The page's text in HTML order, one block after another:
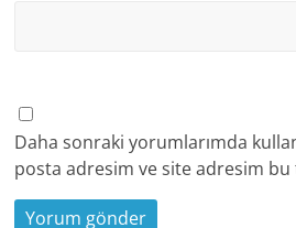
Daha sonraki yorumlarımda
posta adresim ve site adresim bu